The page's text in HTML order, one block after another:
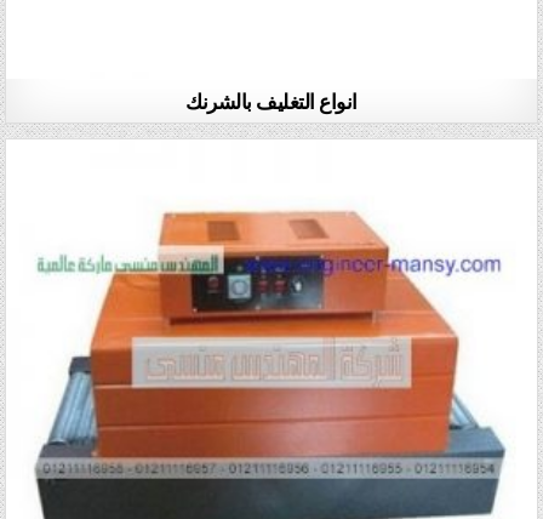
انواع التغليف بالشرنك